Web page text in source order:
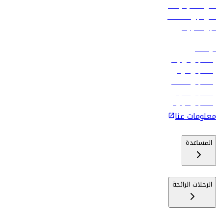
أدنى أسعار الرحلات
فلاي دبي للعطلات
تأجير السيارات
فنادق
الوظائف
رحلات إلى تبيليسي
رحلات إلى الرياض
رحلات إلى مسقط
رحلات إلى ماليه
رحلات إلى كولومبو
معلومات عنا
المساعدة
الرحلات الرائجة